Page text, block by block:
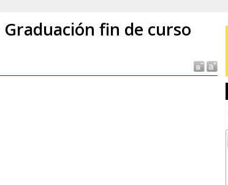
Graduación fin de curso